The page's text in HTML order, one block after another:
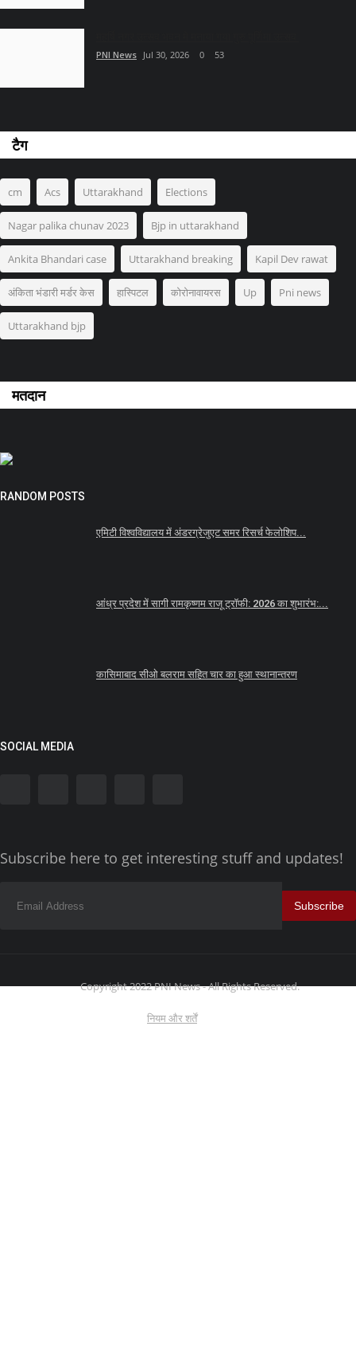
PNI News Jul 30, 2026 0 53
टैग
cm Acs Uttarakhand Elections
Nagar palika chunav 2023 Bjp in uttarakhand
Ankita Bhandari case Uttarakhand breaking Kapil Dev rawat
अंकिता भंडारी मर्डर केस हास्पिटल कोरोनावायरस Up Pni news
Uttarakhand bjp
मतदान
RANDOM POSTS
एमिटी विश्वविद्यालय में अंडरग्रेजुएट समर रिसर्च फेलोशिप...
आंध्र प्रदेश में सागी रामकृष्णम राजू ट्रॉफी: 2026 का शुभारंभ:...
कासिमाबाद सीओ बलराम सहित चार का हुआ स्थानान्तरण
SOCIAL MEDIA
Subscribe here to get interesting stuff and updates!
Subscribe
Copyright 2022 PNI News - All Rights Reserved.
नियम और शर्तें